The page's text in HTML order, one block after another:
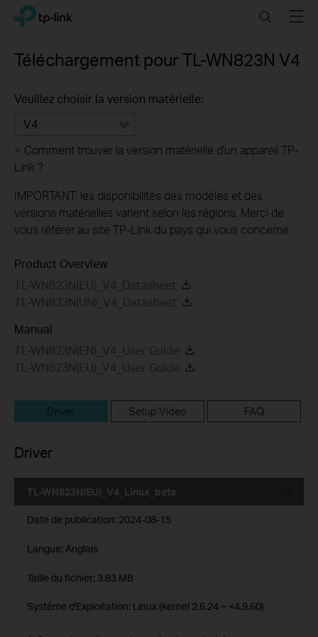
Click
the
navigation
TP-Link, Reliably Smart SearchMenu
Téléchargement pourTL-WN823N V4
Veuillez choisir la version matérielle:
V4
> Comment trouver la version matérielle d'un appareil TP-
Link ?
IMPORTANT: les disponibilités des modèles et des
versions matérielles varient selon les régions. Merci de
vous référer au site TP-Link du pays qui vous concerne.
Product Overview
TL-WN823N(EU)_V4_Datasheet
TL-WN823N(UN)_V4_Datasheet
Manual
TL-WN823N(EN)_V4_User Guide
TL-WN823N(EU)_V4_User Guide
Driver Setup Video FAQ
Driver
TL-WN823N(EU)_V4_Linux_beta
Date de publication: 2024-08-15
Langue: Anglais
Taille du fichier: 3.83 MB
Système d'Exploitation: Linux (kernel 2.6.24 ~ <4.9.60)